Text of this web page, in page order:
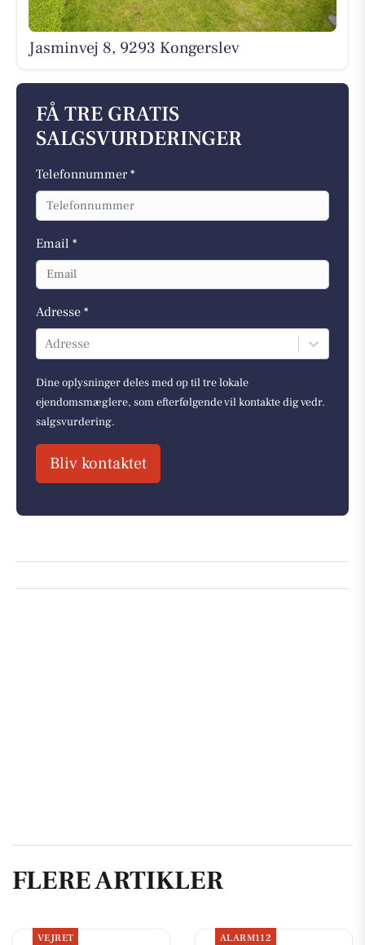
Jasminvej 8, 9293 Kongerslev
FÅ TRE GRATIS
SALGSVURDERINGER
Telefonnummer *
Email *
Adresse *
Adresse
Dine oplysninger deles med op til tre lokale
ejendomsmæglere, som efterfølgende vil kontakte dig vedr.
salgsvurdering.
Bliv kontaktet
FLERE ARTIKLER
VEJRET ALARM112